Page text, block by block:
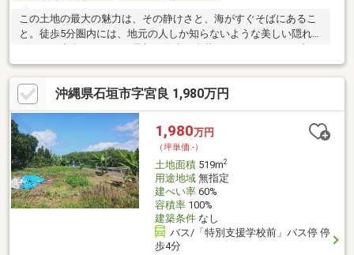
この土地の最大の魅力は、その静けさと、海がすぐそばにあるこ
と。徒歩5分圏内には、地元の人しか知らないような美しい隠れ家
占めできます。広々とした敷地を活かして、満天の星空の下でバ
ーベキューをしたり、憧れの庭づくりや家庭菜園を始めてみませ
んか？・現況有姿渡し ・現況地目が畑の為、契約後、地目変更手
続き完了次第での引き渡しとなります。 ・排水の側溝接続の為、
約50ｍの掘削及び排水管埋設が必要です。
沖縄県石垣市字宮良 1,980万円
1,980万円
（坪単価:-）
土地面積519m2
用途地域無指定
建ぺい率60%
容積率100%
建築条件なし
バス/「特別支援学校前」バス停 停
歩4分